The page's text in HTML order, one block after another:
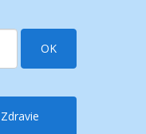
OK
Zdravie